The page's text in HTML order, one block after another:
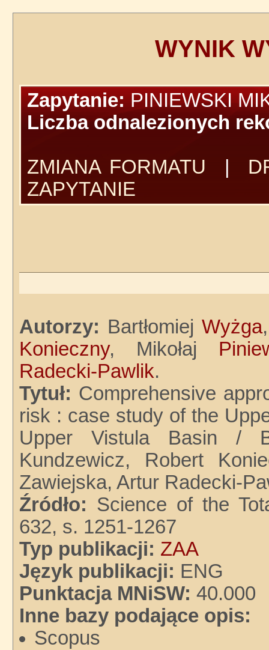
WYNIK
Zapytanie:PINIEWSKI
Liczba odnalezionych
ZMIANA FORMATU
ZAPYTANIE
Autorzy: Bartłomiej Wyżga
Konieczny, Mikołaj
Radecki-Pawlik.
Tytuł: Comprehensive
risk : case study of the
Upper Vistula Basin /
Kundzewicz, Robert
Zawiejska, Artur Radecki-
Źródło: Science of the
632, s. 1251-1267
Typ publikacji: ZAA
Język publikacji: ENG
Punktacja MNiSW:40.000
Inne bazy podające opis:
Scopus